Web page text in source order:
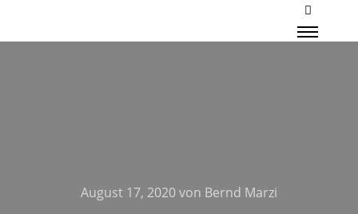
Mehr
August 17, 2020von Bernd Marzi